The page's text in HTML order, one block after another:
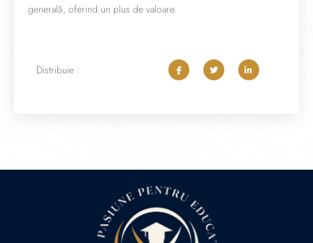
generală, oferind un plus de valoare.
Distribuie :